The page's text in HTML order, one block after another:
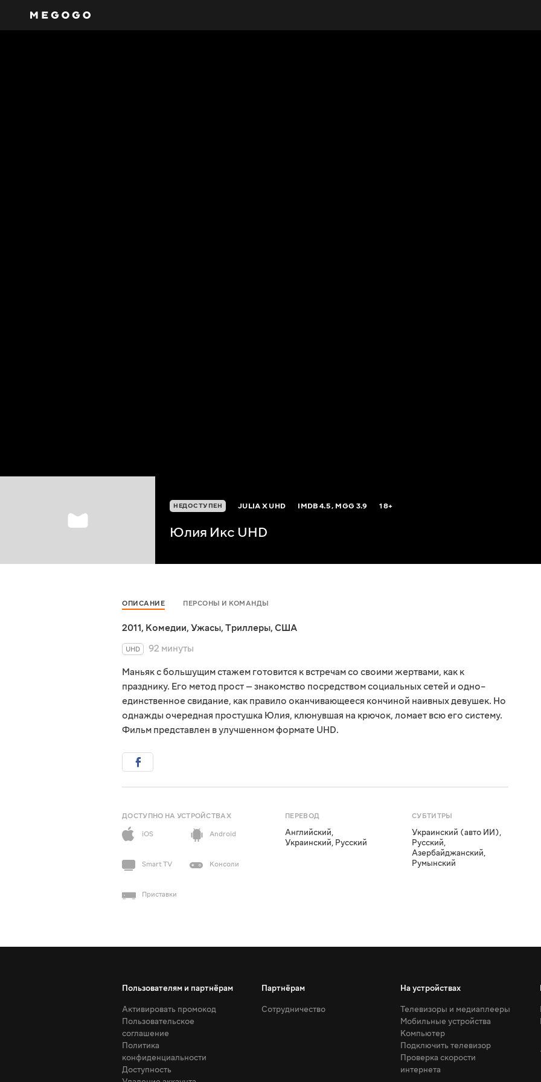
НЕДОСТУПЕН JULIA X UHD IMDB4.5, MGG3.9 18+
Юлия Икс UHD
ОПИСАНИЕ ПЕРСОНЫ И КОМАНДЫ
2011, Комедии, Ужасы, Триллеры, США
UHD
92 минуты
Маньяк с большущим стажем готовится к встречам со своими жертвами, как к
празднику. Его метод прост — знакомство посредством социальных сетей и одно–
единственное свидание, как правило оканчивающееся кончиной наивных девушек. Но
однажды очередная простушка Юлия, клюнувшая на крючок, ломает всю его систему.
Фильм представлен в улучшенном формате UHD.
ДОСТУПНО НА УСТРОЙСТВАХ
iOS
Android
Smart TV Консоли
Приставки
ПЕРЕВОД
Английский,
Украинский, Русский
СУБТИТРЫ
Украинский (авто ИИ),
Русский,
Азербайджанский,
Румынский
Пользователям и партнёрам
Активировать промокод
Пользовательское
соглашение
Политика
конфиденциальности
Доступность
Партнёрам
Сотрудничество
На устройствах
Телевизоры и медиаплееры
Мобильные устройства
Компьютер
Подключить телевизор
Проверка скорости
интернета